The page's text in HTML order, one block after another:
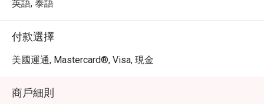
英語, 泰語
付款選擇
美國運通, Mastercard®, Visa, 現金
商戶細則